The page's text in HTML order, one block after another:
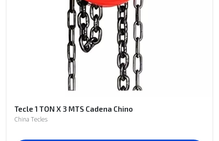
Tecle 1 TON X 3 MTS Cadena Chino
China Tecles